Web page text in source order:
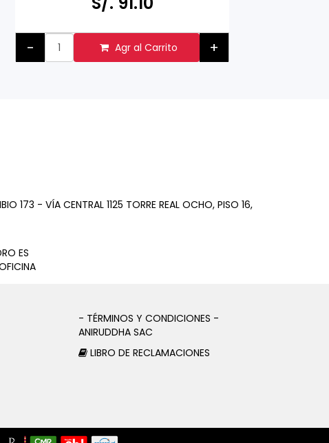
Respetuoso con el medio ambiente
naturales
- Agr al Carrito +
173 - VÍA CENTRAL 1125 TORRE REAL OCHO, PISO 16,
ES
- TÉRMINOS Y CONDICIONES -
ANIRUDDHA SAC
LIBRO DE RECLAMACIONES